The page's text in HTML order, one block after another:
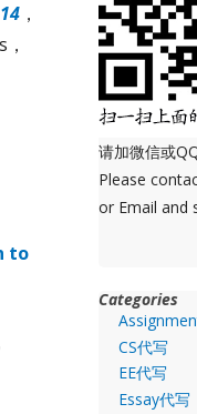
，
to
请加微信或
Please
or Email and
Categories
CS代写
EE代写
Essay代写